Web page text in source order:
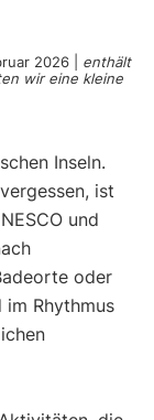
2026
enthält
wir eine kleine
Inseln.
ist
und
oder
Rhythmus